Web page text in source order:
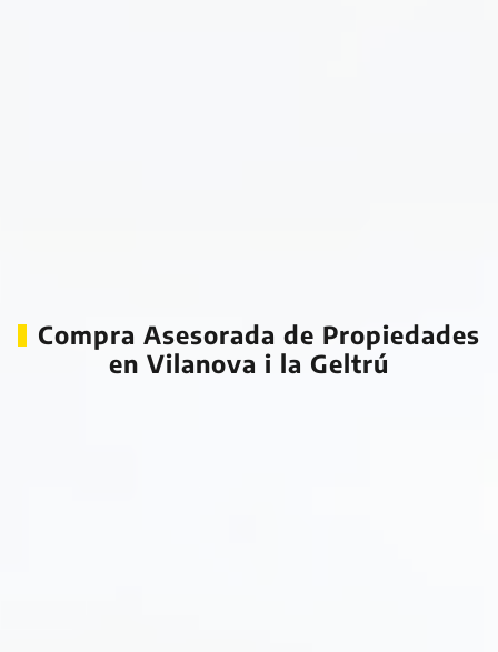
Compra Asesorada de Propiedades
en Vilanova i la Geltrú